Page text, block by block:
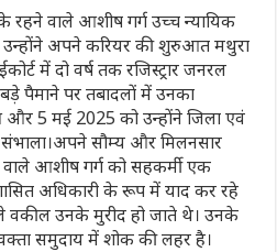
वाले आशीष गर्ग उच्च न्यायिक
उन्होंने अपने करियर की शुरुआत मथुरा
में दो वर्ष तक रजिस्ट्रार जनरल
पैमाने पर तबादलों में उनका
और 5 मई 2025 को उन्होंने जिला एवं
संभाला।अपने सौम्य और मिलनसार
आशीष गर्ग को सहकर्मी एक
अधिकारी के रूप में याद कर रहे
वकील उनके मुरीद हो जाते थे। उनके
समुदाय में शोक की लहर है।